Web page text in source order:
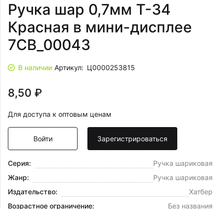
Ручка шар 0,7мм T-34
Красная в мини-дисплее
7CB_00043
В наличии Артикул: Ц0000253815
8,50 ₽
Для доступа к оптовым ценам
Войти Зарегистрироваться
Серия:
Ручка шариковая
Жанр:
Ручка шариковая
Издательство:
Хатбер
Возрастное ограничение:
Без названия